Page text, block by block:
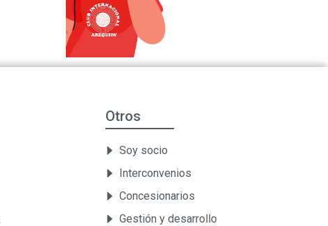
Otros
Soy socio
Interconvenios
Concesionarios
Gestión y desarrollo